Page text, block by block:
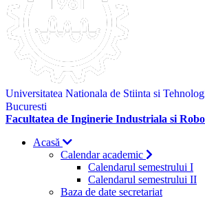
Universitatea Nationala de Stiinta si
Bucuresti
Facultatea de Inginerie Industriala si
Acasă
Calendar academic
Calendarul semestrului I
Calendarul semestrului II
Baza de date secretariat